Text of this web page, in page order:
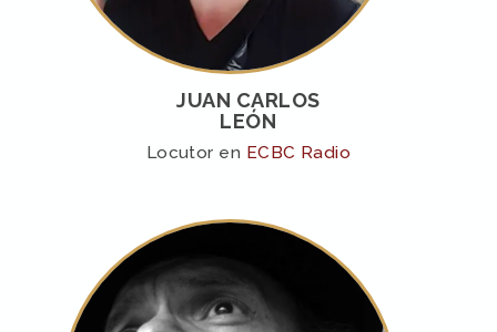
JUAN CARLOS
LEÓN
Locutor en ECBC Radio